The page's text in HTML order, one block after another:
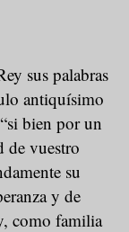
sus palabras
antiquísimo
bien por un
de vuestro
su
y de
como familia